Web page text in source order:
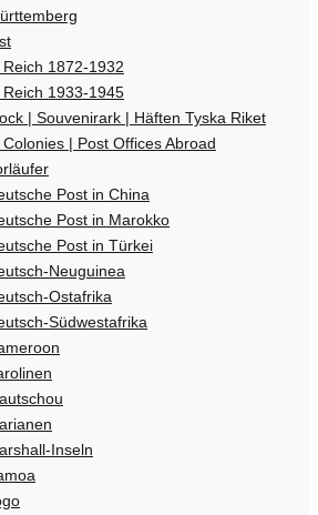
1872-1932
1933-1945
| Souvenirark | Häften Tyska Riket
| Post Offices Abroad
Post in China
Post in Marokko
Post in Türkei
Neuguinea
Ostafrika
Südwestafrika
Inseln